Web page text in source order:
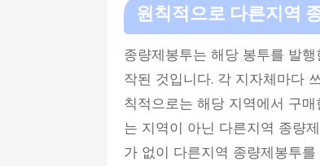
원칙적으로 다른지역
종량제봉투는 해당 봉투를 발
작된 것입니다. 각 지자체마다
칙적으로는 해당 지역에서 구
는 지역이 아닌 다른지역 종량
가 없이 다른지역 종량제봉투